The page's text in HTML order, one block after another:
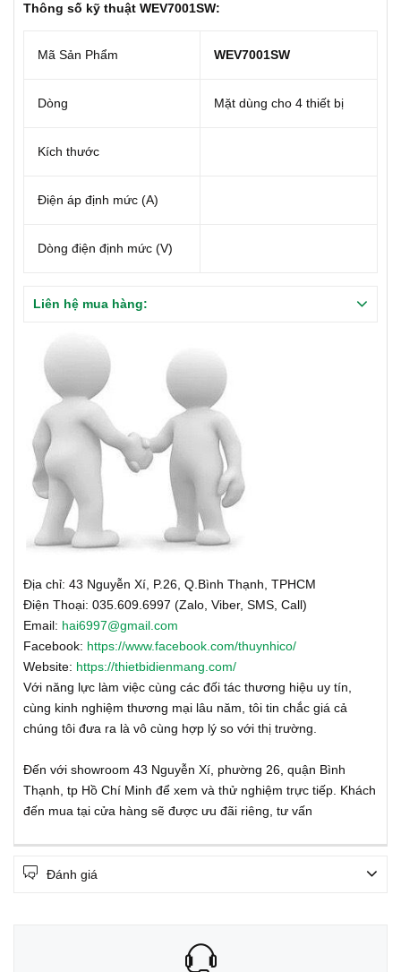
Thông số kỹ thuật WEV7001SW:
Mã Sản Phẩm WEV7001SW
Dòng Mặt dùng cho 4 thiết bị
Kích thước
Điện áp định mức (A)
Dòng điện định mức (V)
Liên hệ mua hàng:
Địa chỉ: 43 Nguyễn Xí, P.26, Q.Bình Thạnh, TPHCM
Điện Thoại: 035.609.6997 (Zalo, Viber, SMS, Call)
Email: hai6997@gmail.com
Facebook: https://www.facebook.com/thuynhico/
Website: https://thietbidienmang.com/
Với năng lực làm việc cùng các đối tác thương hiệu uy tín,
cùng kinh nghiệm thương mại lâu năm, tôi tin chắc giá cả
chúng tôi đưa ra là vô cùng hợp lý so với thị trường.
Đến với showroom 43 Nguyễn Xí, phường 26, quận Bình
Thạnh, tp Hồ Chí Minh để xem và thử nghiệm trực tiếp. Khách
đến mua tại cửa hàng sẽ được ưu đãi riêng, tư vấn
Đánh giá